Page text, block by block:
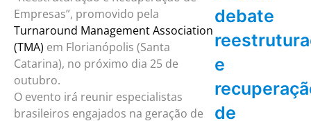
debate
e
de
Empresas”, promovido pela
Turnaround Management Association
(TMA) em Florianópolis (Santa
Catarina), no próximo dia 25 de
outubro.
O evento irá reunir especialistas
brasileiros engajados na geração de